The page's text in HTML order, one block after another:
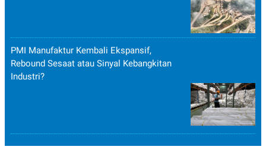
PMI Manufaktur Kembali Ekspansif,
Rebound Sesaat atau Sinyal Kebangkitan
Industri?